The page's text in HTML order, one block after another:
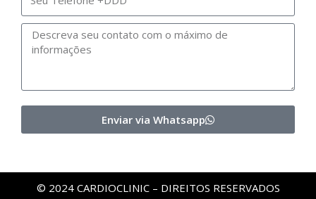
Enviar via Whatsapp
© 2024 CARDIOCLINIC – DIREITOS RESERVADOS